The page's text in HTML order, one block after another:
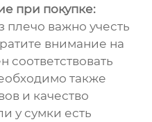
при покупке:
важно учесть
внимание на
также
и качество
у сумки есть